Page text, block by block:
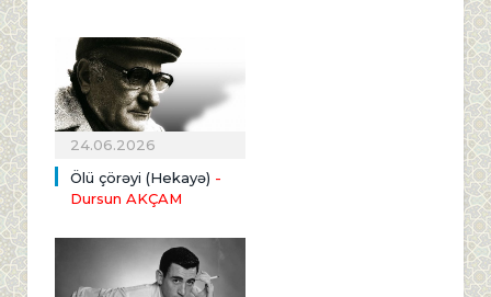
24.06.2026
Ölü çörəyi (Hekayə) -
Dursun AKÇAM